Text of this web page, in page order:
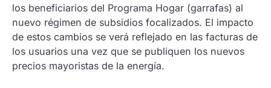
los beneficiarios del Programa Hogar (garrafas) al
nuevo régimen de subsidios focalizados. El impacto
de estos cambios se verá reflejado en las facturas de
los usuarios una vez que se publiquen los nuevos
precios mayoristas de la energía.